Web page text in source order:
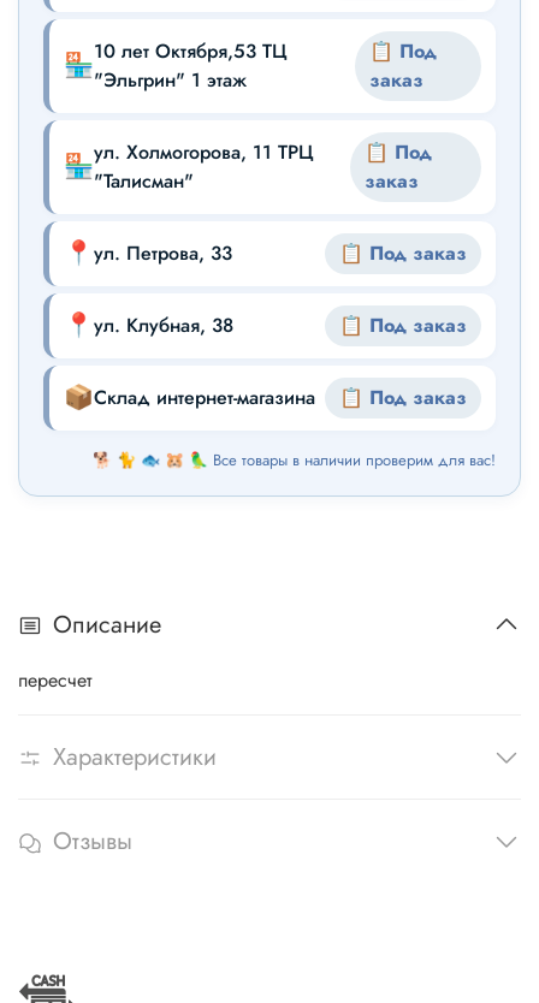
🏪10 лет Октября,53 ТЦ
"Эльгрин" 1 этаж
📋 Под
заказ
🏪ул. Холмогорова, 11 ТРЦ
"Талисман"
📋 Под
заказ
📍 ул. Петрова, 33 📋 Под заказ
📍 ул. Клубная, 38 📋 Под заказ
📦Склад интернет-магазина 📋 Под заказ
🐕 🐈 🐟 🐹 🦜 Все товары в наличии проверим для вас!
Описание
пересчет
Характеристики
Отзывы